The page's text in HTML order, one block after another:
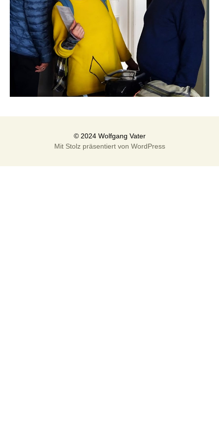
Mit Stolz präsentiert von WordPress